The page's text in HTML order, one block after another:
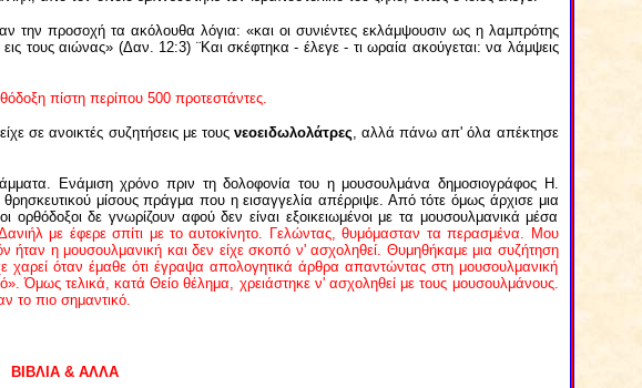
την προσοχή τα ακόλουθα λόγια: «και οι συνιέντες εκλάμψουσιν ως η λαμπρότης
τους αιώνας» (Δαν. 12:3) ¨Και σκέφτηκα - έλεγε - τι ωραία ακούγεται: να λάμψεις
πίστη περίπου 500 προτεστάντες.
σε ανοικτές συζητήσεις με τους νεοειδωλολάτρες, αλλά πάνω απ' όλα απέκτησε
Ενάμιση χρόνο πριν τη δολοφονία του η μουσουλμάνα δημοσιογράφος H.
θρησκευτικού μίσους πράγμα που η εισαγγελία απέρριψε. Από τότε όμως άρχισε μια
δε γνωρίζουν αφού δεν είναι εξοικειωμένοι με τα μουσουλμανικά μέσα
με έφερε σπίτι με το αυτοκίνητο. Γελώντας, θυμόμασταν τα περασμένα. Μου
ήταν η μουσουλμανική και δεν είχε σκοπό ν' ασχοληθεί. Θυμηθήκαμε μια συζήτηση
χαρεί όταν έμαθε ότι έγραψα απολογητικά άρθρα απαντώντας στη μουσουλμανική
Όμως τελικά, κατά Θείο θέλημα, χρειάστηκε ν' ασχοληθεί με τους μουσουλμάνους.
το πιο σημαντικό.
ΒΙΒΛΙΑ & ΑΛΛΑ